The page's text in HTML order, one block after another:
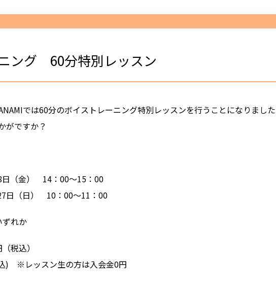
ング 60分特別レッスン
では60分のボイストレーニング特別レッスンを行うことになりまし
がですか？
（金） 14：00～15：00
日） 10：00～11：00
か
税込）
※レッスン生の方は入会金0円